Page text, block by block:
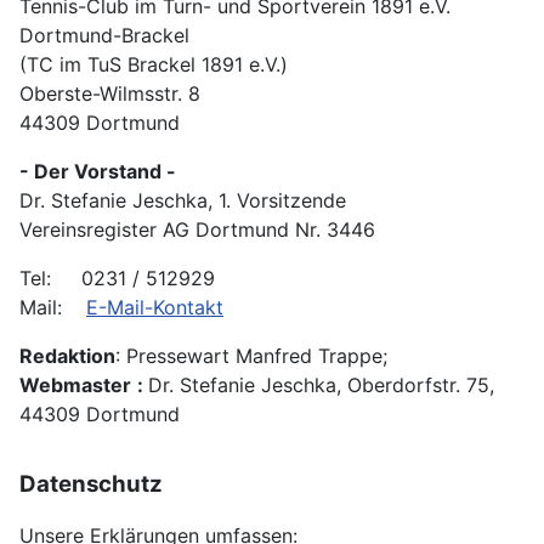
Tennis-Club im Turn- und Sportverein 1891 e.V.
Dortmund-Brackel
(TC im TuS Brackel 1891 e.V.)
Oberste-Wilmsstr. 8
44309 Dortmund
- Der Vorstand -
Dr. Stefanie Jeschka, 1. Vorsitzende
Vereinsregister AG Dortmund Nr. 3446
Tel: 0231 / 512929
Mail: E-Mail-Kontakt
Redaktion: Pressewart Manfred Trappe;
Webmaster : Dr. Stefanie Jeschka, Oberdorfstr. 75,
44309 Dortmund
Datenschutz
Unsere Erklärungen umfassen: